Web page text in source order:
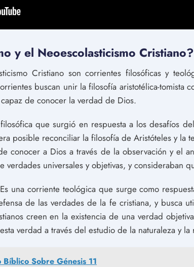
y el Neoescolasticismo Cristiano?
Cristiano son corrientes filosóficas y
buscan unir la filosofía aristotélica-tomista
de conocer la verdad de Dios.
que surgió en respuesta a los desafíos
posible reconciliar la filosofía de Aristóteles y la
conocer a Dios a través de la observación y el
verdades universales y objetivas, y consideraban
una corriente teológica que surge como
de las verdades de la fe cristiana, y busca
creen en la existencia de una verdad
verdad a través del estudio de la naturaleza y la
Bíblico Sobre Génesis 11